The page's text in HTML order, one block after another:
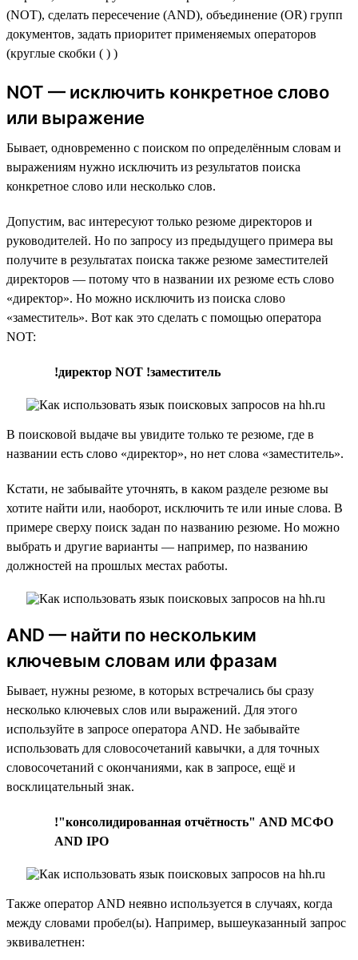
(NOT), сделать пересечение (AND), объединение (OR) групп
документов, задать приоритет применяемых операторов
(круглые скобки ( ) )
NOT — исключить конкретное слово
или выражение
Бывает, одновременно с поиском по определённым словам и
выражениям нужно исключить из результатов поиска
конкретное слово или несколько слов.
Допустим, вас интересуют только резюме директоров и
руководителей. Но по запросу из предыдущего примера вы
получите в результатах поиска также резюме заместителей
директоров — потому что в названии их резюме есть слово
«директор». Но можно исключить из поиска слово
«заместитель». Вот как это сделать с помощью оператора
NOT:
!директор NOT !заместитель
В поисковой выдаче вы увидите только те резюме, где в
названии есть слово «директор», но нет слова «заместитель».
Кстати, не забывайте уточнять, в каком разделе резюме вы
хотите найти или, наоборот, исключить те или иные слова. В
примере сверху поиск задан по названию резюме. Но можно
выбрать и другие варианты — например, по названию
должностей на прошлых местах работы.
AND — найти по нескольким
ключевым словам или фразам
Бывает, нужны резюме, в которых встречались бы сразу
несколько ключевых слов или выражений. Для этого
используйте в запросе оператора AND. Не забывайте
использовать для словосочетаний кавычки, а для точных
словосочетаний с окончаниями, как в запросе, ещё и
восклицательный знак.
!"консолидированная отчётность" AND МСФО
AND IPO
Также оператор AND неявно используется в случаях, когда
между словами пробел(ы). Например, вышеуказанный запрос
эквивалетнен: